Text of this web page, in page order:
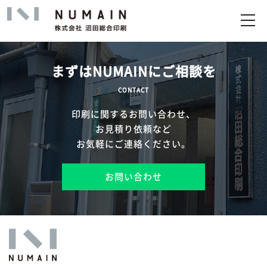
トップ
サービス
実績
企業情報
アップロード
まずはNUMAINにご相談を
CONTACT
印刷に関するお問い合わせ、
お見積り依頼など
お気軽にご連絡ください。
お問い合わせ